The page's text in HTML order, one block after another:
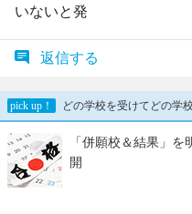
いないと発
返信する